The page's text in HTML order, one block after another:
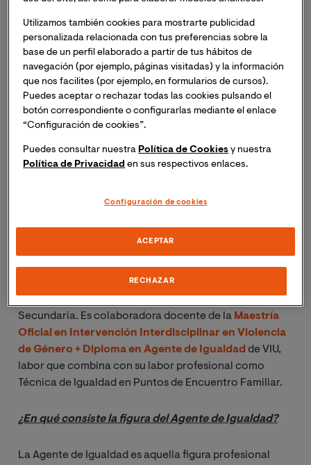
hombres. Al respecto, el Informe Global de Brecha de
Género2022 del Foro Económico Mundial, señala que,
al ritmo actual, la brecha de género tardará 132 años en
terminar de cerrarse.
Resulta más que evidente que es necesario realizar
esfuerzos en todos los ámbitos de la sociedad, y en ese
sentido la figura de la/el Agente de Igualdad resulta
cada vez más relevante. Para conocer un poco más
y formación necesaria para desempeñarse
experta Sandra Villajos Girona que nos lo explicara.
Sandra Villajos Girona es Licenciada en Sociología,
Magister Oficial en género y políticas de igualdad y
Secundaria. Es colaboradora docente de la Maestría
Oficial en Intervención Interdisciplinar en Violencia
de Género + Diploma en Agente de Igualdad de VIU,
labor que combina con su labor profesional como
Técnica de Igualdad en Puntos de Encuentro Familiar.
¿En qué consiste la figura del Agente de Igualdad?
La Agente de Igualdad es aquella figura profesional
Utilizamos también cookies para mostrarte publicidad
personalizada relacionada con tus preferencias sobre la
base de un perfil elaborado a partir de tus hábitos de
navegación (por ejemplo, páginas visitadas) y la información
que nos facilites (por ejemplo, en formularios de cursos).
Puedes aceptar o rechazar todas las cookies pulsando el
botón correspondiente o configurarlas mediante el enlace
“Configuración de cookies”.
Puedes consultar nuestra Política de Cookies y nuestra
Política de Privacidad en sus respectivos enlaces.
Configuración de cookies
RECHAZAR
ACEPTAR